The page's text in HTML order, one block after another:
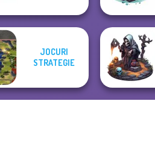
JOCURI
STRATEGIE